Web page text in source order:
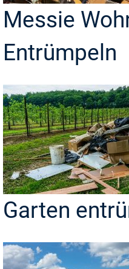
Messie
Entrümpeln
Garten